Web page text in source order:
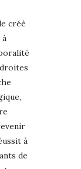
créé
à
de